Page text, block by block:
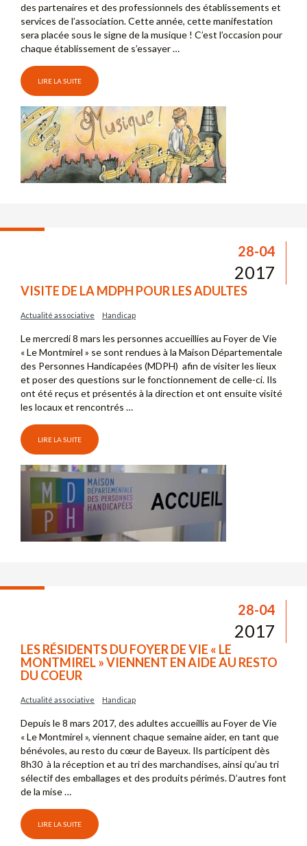
des partenaires et des professionnels des établissements et
services de l’association. Cette année, cette manifestation
sera placée sous le signe de la musique ! C’est l’occasion pour
chaque établissement de s’essayer …
LIRE LA SUITE
28-04
2017
VISITE DE LA MDPH POUR LES ADULTES
Actualité associative Handicap
Le mercredi 8 mars les personnes accueillies au Foyer de Vie
« Le Montmirel » se sont rendues à la Maison Départementale
des Personnes Handicapées (MDPH) afin de visiter les lieux
et poser des questions sur le fonctionnement de celle-ci. Ils
ont été reçus et présentés à la direction et ont ensuite visité
les locaux et rencontrés …
LIRE LA SUITE
28-04
2017
LES RÉSIDENTS DU FOYER DE VIE « LE
MONTMIREL » VIENNENT EN AIDE AU RESTO
DU COEUR
Actualité associative Handicap
Depuis le 8 mars 2017, des adultes accueillis au Foyer de Vie
« Le Montmirel », viennent chaque semaine aider, en tant que
bénévoles, au resto du cœur de Bayeux. Ils participent dès
8h30 à la réception et au tri des marchandises, ainsi qu’au tri
sélectif des emballages et des produits périmés. D’autres font
de la mise …
LIRE LA SUITE